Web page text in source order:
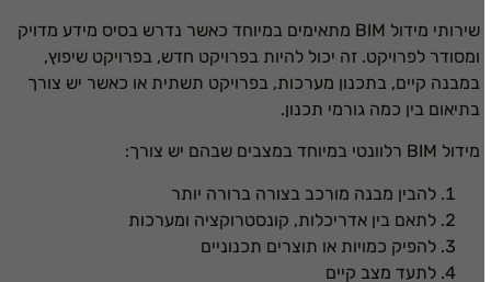
שירותי מידול BIM מתאימים במיוחד כאשר נדרש בסיס מידע מדויק
ומסודר לפרויקט. זה יכול להיות בפרויקט חדש, בפרויקט שיפוץ,
במבנה קיים, בתכנון מערכות, בפרויקט תשתית או כאשר יש צורך
בתיאום בין כמה גורמי תכנון.
מידול BIM רלוונטי במיוחד במצבים שבהם יש צורך:
להבין מבנה מורכב בצורה ברורה יותר
לתאם בין אדריכלות, קונסטרוקציה ומערכות
להפיק כמויות או תוצרים תכנוניים
לתעד מצב קיים